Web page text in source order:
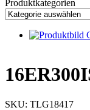
Produktkategorien
SKU: TLG18417